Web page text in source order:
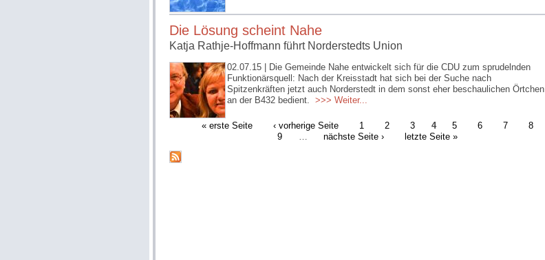
Die Lösung scheint Nahe
Katja Rathje-Hoffmann führt Norderstedts Union
02.07.15 | Die Gemeinde Nahe entwickelt sich für die CDU zum sprudelnden
Funktionärsquell: Nach der Kreisstadt hat sich bei der Suche nach
Spitzenkräften jetzt auch Norderstedt in dem sonst eher beschaulichen Örtchen
an der B432 bedient. >>> Weiter...
« erste Seite ‹ vorherige Seite 1 2 3 4 5 6 7
8
9
nächste Seite › letzte Seite »